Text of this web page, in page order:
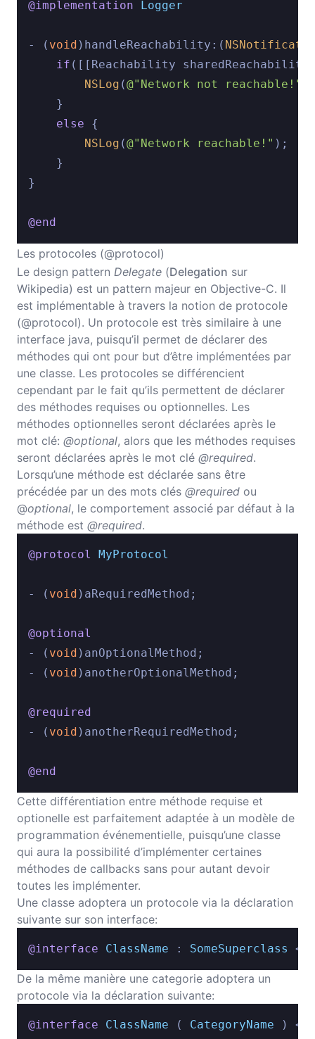
@implementation Logger
- ( void )handleReachability:(
if ([[Reachability
NSLog (@"Network not reachable!"
    }
else {
NSLog (@"Network reachable!" );
    }
}
@end
Les protocoles (@protocol)
Le design pattern Delegate (Delegation sur
Wikipedia) est un pattern majeur en Objective-C. Il
est implémentable à travers la notion de protocole
(@protocol). Un protocole est très similaire à une
interface java, puisqu’il permet de déclarer des
méthodes qui ont pour but d’être implémentées par
une classe. Les protocoles se différencient
cependant par le fait qu’ils permettent de déclarer
des méthodes requises ou optionnelles. Les
méthodes optionnelles seront déclarées après le
mot clé: @optional, alors que les méthodes requises
seront déclarées après le mot clé @required.
Lorsqu’une méthode est déclarée sans être
précédée par un des mots clés @required ou
@optional, le comportement associé par défaut à la
méthode est @required.
@protocol MyProtocol
- ( void )aRequiredMethod;
@optional
- ( void )anOptionalMethod;
- ( void )anotherOptionalMethod;
@required
- ( void )anotherRequiredMethod;
@end
Cette différentiation entre méthode requise et
optionelle est parfaitement adaptée à un modèle de
programmation événementielle, puisqu’une classe
qui aura la possibilité d’implémenter certaines
méthodes de callbacks sans pour autant devoir
toutes les implémenter.
Une classe adoptera un protocole via la déclaration
suivante sur son interface:
@interface ClassName : SomeSuperclass <
De la même manière une categorie adoptera un
protocole via la déclaration suivante:
@interface ClassName ( CategoryName ) <